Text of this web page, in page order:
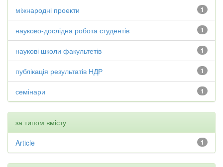
1
міжнародні проекти
1
науково-дослідна робота студентів
1
наукові школи факультетів
1
публікація результатів НДР
1
семінари
за типом вмісту
1
Article